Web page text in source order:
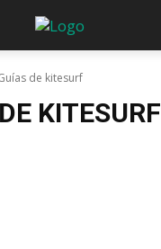
de kitesurf
KITESURF